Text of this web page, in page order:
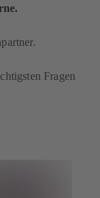
Fragen